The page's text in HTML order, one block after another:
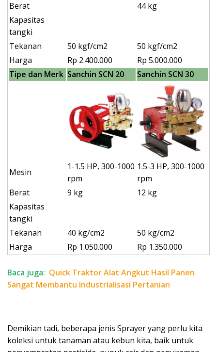
Berat
44 kg
Kapasitas
tangki
Tekanan
50 kgf/cm2
50 kgf/cm2
Harga
Rp 2.400.000
Rp 5.000.000
Tipe dan Merk Sanchin SCN 20 Sanchin SCN 30
Mesin
1-1.5 HP, 300-1000
rpm
1.5-3 HP, 300-1000
rpm
Berat
9 kg
12 kg
Kapasitas
tangki
Tekanan
40 kg/cm2
50 kg/cm2
Harga
Rp 1.050.000 Rp 1.350.000
Baca juga: Quick Traktor Alat Angkut Hasil Panen
Sangat Membantu Industrialisasi Pertanian
Demikian tadi, beberapa jenis Sprayer yang perlu kita
koleksi untuk tanaman atau kebun kita, baik untuk